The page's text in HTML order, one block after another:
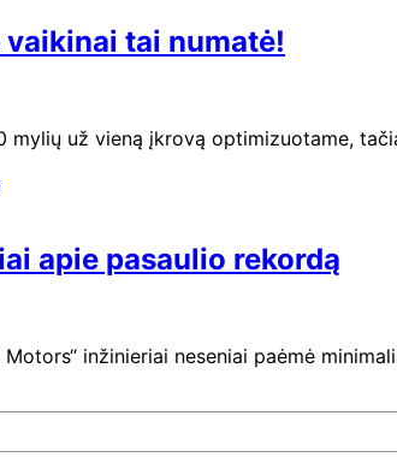
vaikinai tai numatė!
mylių už vieną įkrovą optimizuotame,
apie pasaulio rekordą
inžinieriai neseniai paėmė